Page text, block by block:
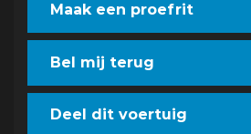
Maak een proefrit
Bel mij terug
Deel dit voertuig